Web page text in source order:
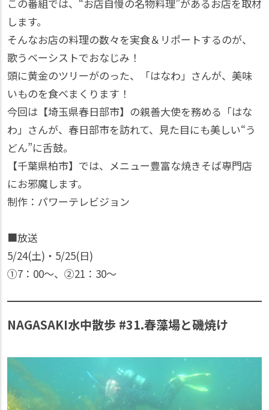
この番組では、“お店自慢の名物料理”があるお店を取材
します。
そんなお店の料理の数々を実食＆リポートするのが、
歌うベーシストでおなじみ！
頭に黄金のツリーがのった、「はなわ」さんが、美味
いものを食べまくります！
今回は【埼玉県春日部市】の親善大使を務める「はな
わ」さんが、春日部市を訪れて、見た目にも美しい“う
どん”に舌鼓。
【千葉県柏市】では、メニュー豊富な焼きそば専門店
にお邪魔します。
制作：パワーテレビジョン
■放送
5/24(土)・5/25(日)
①7：00〜、②21：30〜
NAGASAKI水中散歩 #31.春藻場と磯焼け